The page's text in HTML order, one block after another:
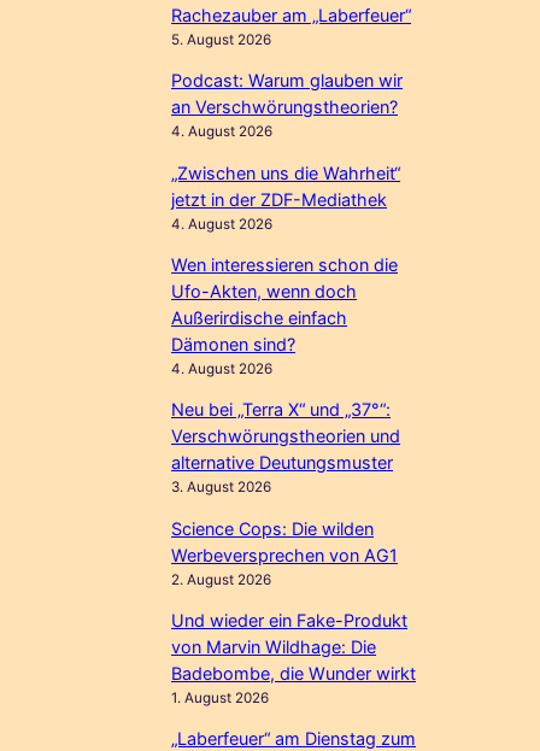
Rachezauber am „Laberfeuer“
5. August 2026
Podcast: Warum glauben wir
an Verschwörungstheorien?
4. August 2026
„Zwischen uns die Wahrheit“
jetzt in der ZDF-Mediathek
4. August 2026
Wen interessieren schon die
Ufo-Akten, wenn doch
Außerirdische einfach
Dämonen sind?
4. August 2026
Neu bei „Terra X“ und „37°“:
Verschwörungstheorien und
alternative Deutungsmuster
3. August 2026
Science Cops: Die wilden
Werbeversprechen von AG1
2. August 2026
Und wieder ein Fake-Produkt
von Marvin Wildhage: Die
Badebombe, die Wunder wirkt
1. August 2026
„Laberfeuer“ am Dienstag zum